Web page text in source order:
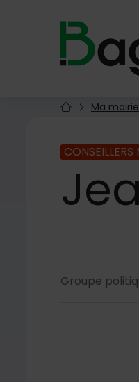
Page d'accueil
Ma mairie
Groupe